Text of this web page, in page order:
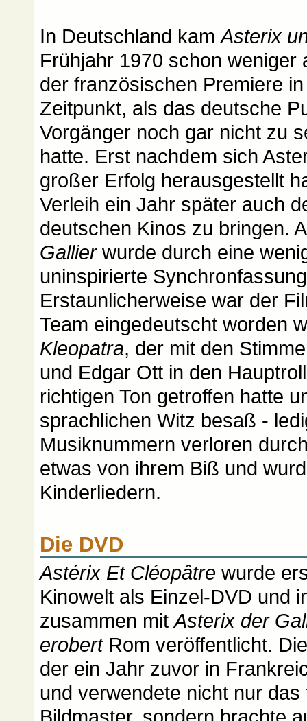
In Deutschland kamAsterix
Frühjahr 1970 schon weniger
der französischen Premiere
Zeitpunkt, als das deutsche
Vorgänger noch gar nicht zu
hatte. Erst nachdem sich
großer Erfolg herausgestellt
Verleih ein Jahr später auch
deutschen Kinos zu bringen.
Gallierwurde durch eine
uninspirierte
Erstaunlicherweise war der
Team eingedeutscht worden
Kleopatra, der mit den
und Edgar Ott in den
richtigen Ton getroffen hatte
sprachlichen Witz besaß -
Musiknummern verloren
etwas von ihrem Biß und
Kinderliedern.
Die DVD
Astérix Et Cléopâtre wurde
Kinowelt als Einzel-DVD und
zusammen mitAsterix der
erobertRom veröffentlicht.
der ein Jahr zuvor in
und verwendete nicht nur